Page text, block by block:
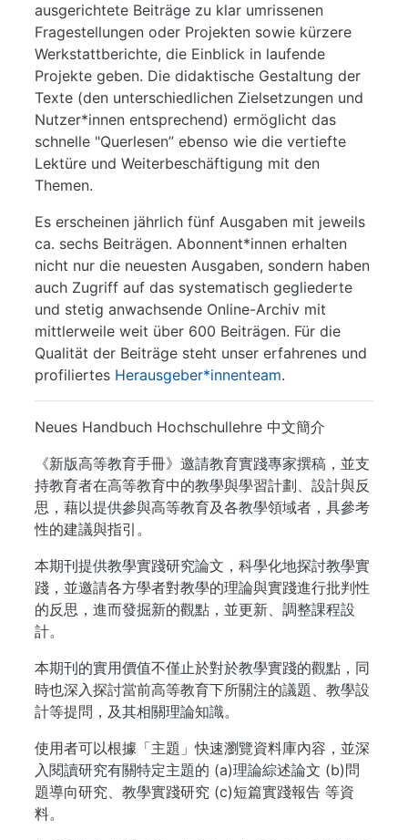
ausgerichtete Beiträge zu klar umrissenen
Fragestellungen oder Projekten sowie kürzere
Werkstattberichte, die Einblick in laufende
Projekte geben. Die didaktische Gestaltung der
Texte (den unterschiedlichen Zielsetzungen und
Nutzer*innen entsprechend) ermöglicht das
schnelle "Querlesen” ebenso wie die vertiefte
Lektüre und Weiterbeschäftigung mit den
Themen.
Es erscheinen jährlich fünf Ausgaben mit jeweils
ca. sechs Beiträgen. Abonnent*innen erhalten
nicht nur die neuesten Ausgaben, sondern haben
auch Zugriff auf das systematisch gegliederte
und stetig anwachsende Online-Archiv mit
mittlerweile weit über 600 Beiträgen. Für die
Qualität der Beiträge steht unser erfahrenes und
profiliertes Herausgeber*innenteam.
Neues Handbuch Hochschullehre 中文簡介
《新版高等教育手冊》邀請教育實踐專家撰稿，並支
持教育者在高等教育中的教學與學習計劃、設計與反
思，藉以提供參與高等教育及各教學領域者，具參考
性的建議與指引。
本期刊提供教學實踐研究論文，科學化地探討教學實
踐，並邀請各方學者對教學的理論與實踐進行批判性
的反思，進而發掘新的觀點，並更新、調整課程設
計。
本期刊的實用價值不僅止於對於教學實踐的觀點，同
時也深入探討當前高等教育下所關注的議題、教學設
計等提問，及其相關理論知識。
使用者可以根據「主題」快速瀏覽資料庫內容，並深
入閱讀研究有關特定主題的 (a)理論綜述論文 (b)問
題導向研究、教學實踐研究 (c)短篇實踐報告 等資
料。